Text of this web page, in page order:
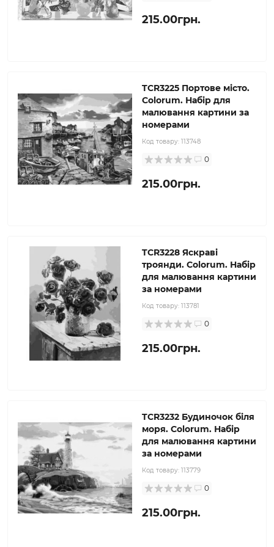
215.00грн.
TCR3225 Портове місто.
Colorum. Набір для
малювання картини за
номерами
Код товару: 113748
0
215.00грн.
TCR3228 Яскраві
троянди. Colorum. Набір
для малювання картини
за номерами
Код товару: 113781
0
215.00грн.
TCR3232 Будиночок біля
моря. Colorum. Набір
для малювання картини
за номерами
Код товару: 113779
0
215.00грн.